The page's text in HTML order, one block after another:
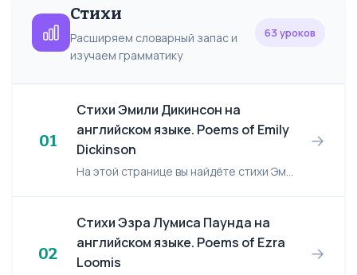
Стихи
Расширяем словарный запас и
изучаем грамматику
63 уроков
01
Стихи Эмили Дикинсон на
английском языке. Poems of Emily
Dickinson
На этой странице вы найдёте стихи Эмили Дикинсон на английском языке. Эмили Элизабет Дикинсон/ Emily Elizabeth Dickinson, (10 декабря, 1830 — 15 мая 1886) — американская поэтесса. ...
→
02
Стихи Эзра Лумиса Паунда на
английском языке. Poems of Ezra
Loomis
→